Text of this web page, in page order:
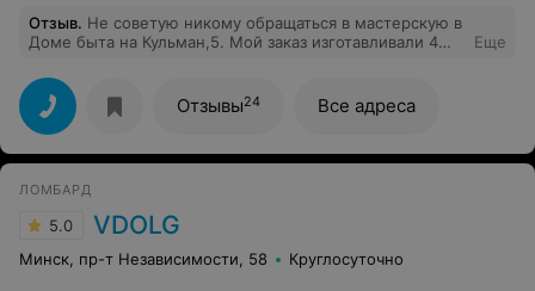
Отзыв. Не советую никому обращаться в мастерскую в
Доме быта на Кульман,5. Мой заказ изготавливали 4
Еще
Отзывы24 Все адреса
ЛОМБАРД
5.0 VDOLG
Минск, пр-т Независимости, 58 Круглосуточно